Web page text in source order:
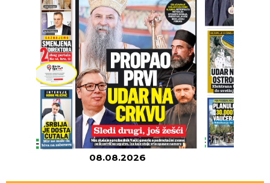
08.08.2026